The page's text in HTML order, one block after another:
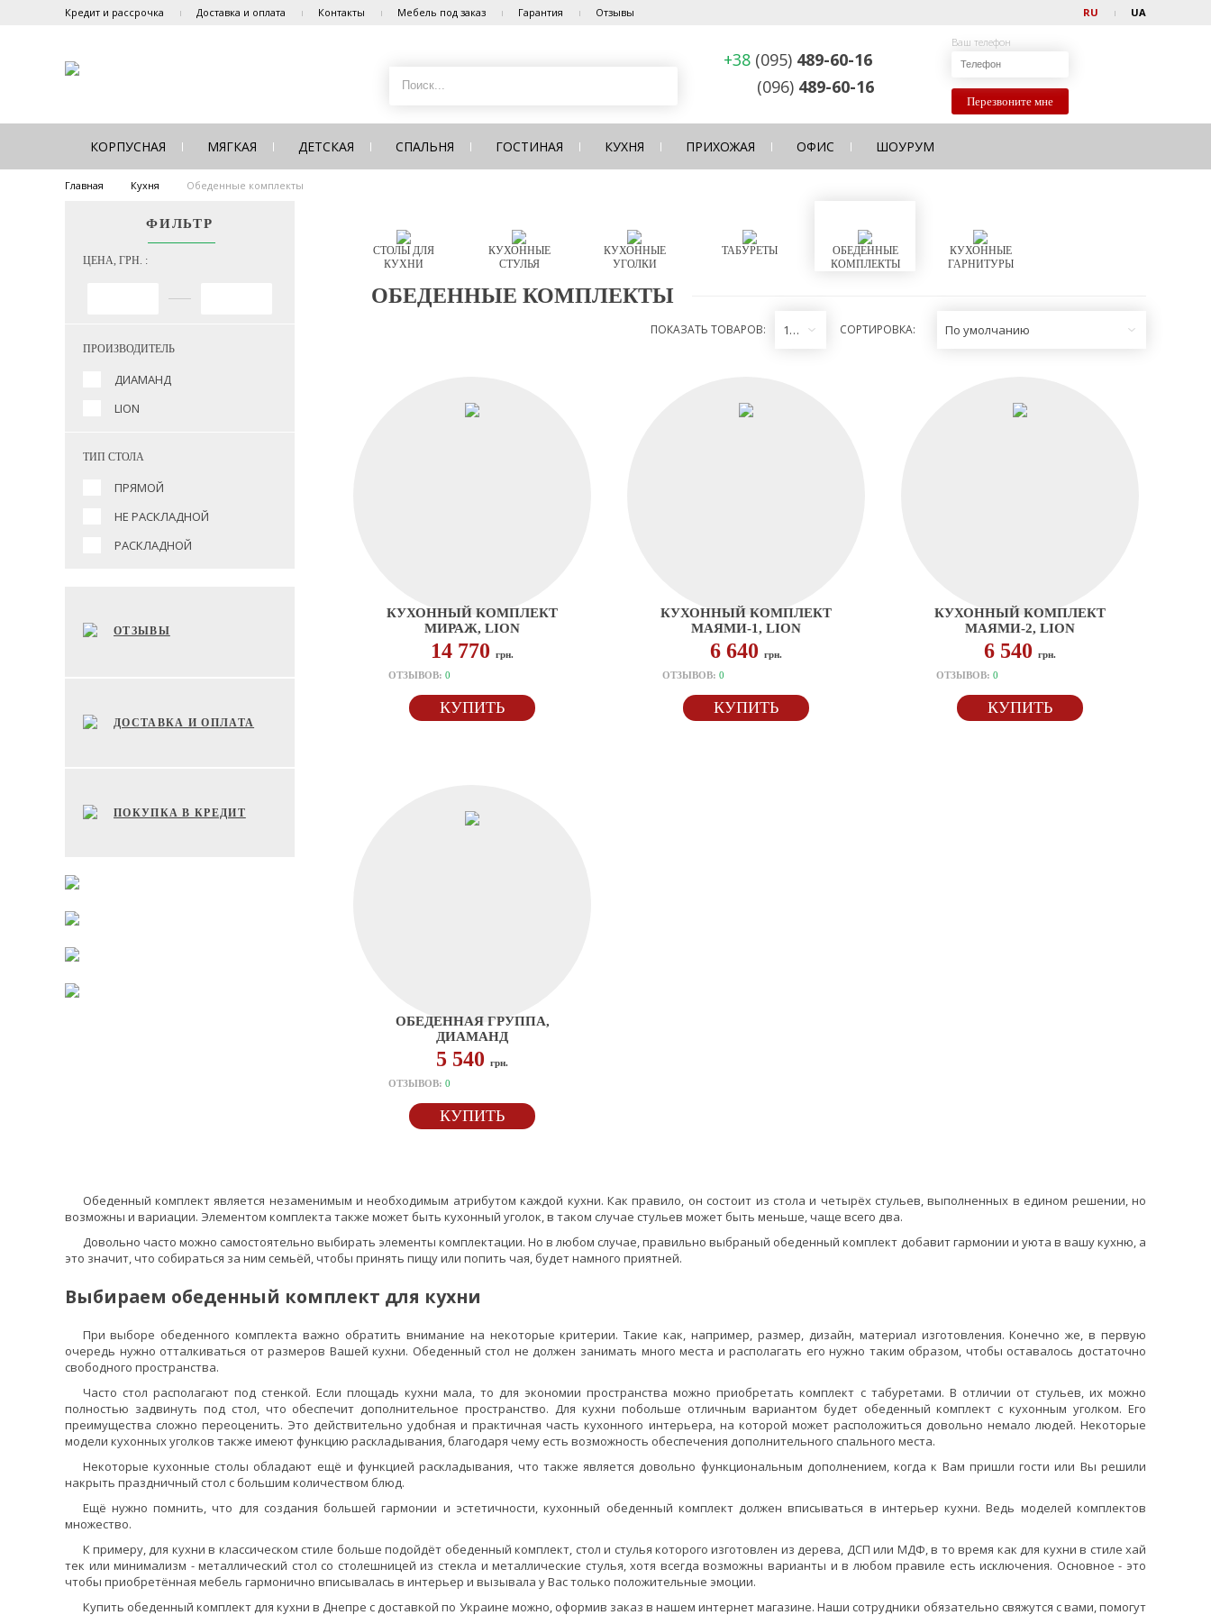
Кредит и рассрочка Доставка и оплата Контакты Мебель под заказ Гарантия Отзывы RU UA
+38 (095) 489-60-16
(096) 489-60-16
Ваш телефон
Перезвоните мне
КОРПУСНАЯ МЯГКАЯ ДЕТСКАЯ СПАЛЬНЯ ГОСТИНАЯ КУХНЯ ПРИХОЖАЯ ОФИС ШОУРУМ
Главная Кухня Обеденные комплекты
ФИЛЬТР
ЦЕНА, ГРН. :
ПРОИЗВОДИТЕЛЬ
ДИАМАНД
LION
ТИП СТОЛА
ПРЯМОЙ
НЕ РАСКЛАДНОЙ
РАСКЛАДНОЙ
ОТЗЫВЫ
ДОСТАВКА И ОПЛАТА
ПОКУПКА В КРЕДИТ
СТОЛЫ ДЛЯ
КУХНИ
КУХОННЫЕ
СТУЛЬЯ
КУХОННЫЕ
УГОЛКИ
ТАБУРЕТЫ
ОБЕДЕННЫЕ
КОМПЛЕКТЫ
КУХОННЫЕ
ГАРНИТУРЫ
ОБЕДЕННЫЕ КОМПЛЕКТЫ
ПОКАЗАТЬ ТОВАРОВ: 12 СОРТИРОВКА: По умолчанию
КУХОННЫЙ КОМПЛЕКТ
МИРАЖ, LION
14 770 грн.
ОТЗЫВОВ: 0
КУПИТЬ
КУХОННЫЙ КОМПЛЕКТ
МАЯМИ-1, LION
6 640 грн.
ОТЗЫВОВ: 0
КУПИТЬ
КУХОННЫЙ КОМПЛЕКТ
МАЯМИ-2, LION
6 540 грн.
ОТЗЫВОВ: 0
КУПИТЬ
ОБЕДЕННАЯ ГРУППА,
ДИАМАНД
5 540 грн.
ОТЗЫВОВ: 0
КУПИТЬ
Обеденный комплект является незаменимым и необходимым атрибутом каждой кухни. Как правило, он состоит из стола и четырёх стульев, выполненных в едином решении, но
возможны и вариации. Элементом комплекта также может быть кухонный уголок, в таком случае стульев может быть меньше, чаще всего два.
Довольно часто можно самостоятельно выбирать элементы комплектации. Но в любом случае, правильно выбраный обеденный комплект добавит гармонии и уюта в вашу кухню, а
это значит, что собираться за ним семьёй, чтобы принять пищу или попить чая, будет намного приятней.
Выбираем обеденный комплект для кухни
При выборе обеденного комплекта важно обратить внимание на некоторые критерии. Такие как, например, размер, дизайн, материал изготовления. Конечно же, в первую
очередь нужно отталкиваться от размеров Вашей кухни. Обеденный стол не должен занимать много места и располагать его нужно таким образом, чтобы оставалось достаточно
свободного пространства.
Часто стол располагают под стенкой. Если площадь кухни мала, то для экономии пространства можно приобретать комплект с табуретами. В отличии от стульев, их можно
полностью задвинуть под стол, что обеспечит дополнительное пространство. Для кухни побольше отличным вариантом будет обеденный комплект с кухонным уголком. Его
преимущества сложно переоценить. Это действительно удобная и практичная часть кухонного интерьера, на которой может расположиться довольно немало людей. Некоторые
модели кухонных уголков также имеют функцию раскладывания, благодаря чему есть возможность обеспечения дополнительного спального места.
Некоторые кухонные столы обладают ещё и функцией раскладывания, что также является довольно функциональным дополнением, когда к Вам пришли гости или Вы решили
накрыть праздничный стол с большим количеством блюд.
Ещё нужно помнить, что для создания большей гармонии и эстетичности, кухонный обеденный комплект должен вписываться в интерьер кухни. Ведь моделей комплектов
множество.
К примеру, для кухни в классическом стиле больше подойдёт обеденный комплект, стол и стулья которого изготовлен из дерева, ДСП или МДФ, в то время как для кухни в стиле хай
тек или минимализм - металлический стол со столешницей из стекла и металлические стулья, хотя всегда возможны варианты и в любом правиле есть исключения. Основное - это
чтобы приобретённая мебель гармонично вписывалась в интерьер и вызывала у Вас только положительные эмоции.
Купить обеденный комплект для кухни в Днепре с доставкой по Украине можно, оформив заказ в нашем интернет магазине. Наши сотрудники обязательно свяжутся с вами, помогут